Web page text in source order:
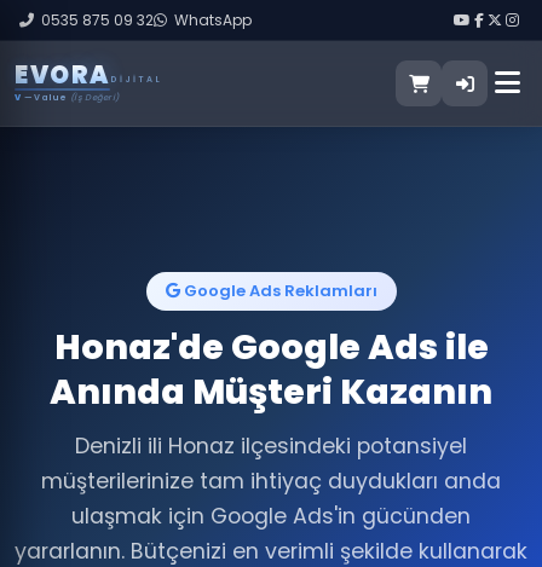
0535 875 09 32 WhatsApp
EVORA DIJITAL
V — Value (İş Değeri)
Google Ads Reklamları
Honaz'de Google Ads ile
Anında Müşteri Kazanın
Denizli ili Honaz ilçesindeki potansiyel
müşterilerinize tam ihtiyaç duydukları anda
ulaşmak için Google Ads'in gücünden
yararlanın. Bütçenizi en verimli şekilde kullanarak